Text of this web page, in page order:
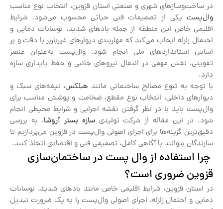
در ساخت‌وسازهای شهری و صنعتی استان قزوین، انتخاب نوع مناسب
وال‌پست یکی از تصمیمات فنی حیاتی محسوب می‌شود. شرایط
اقلیمی خاص این منطقه از جمله بادهای شدید، نوسانات دمایی و
احتمال زلزله ایجاب می‌کند که مهاربندی دیوارهای غیرباربر با دقت و بر
اساس استانداردهای ملی انجام شود. وال‌پست به‌عنوان عنصر
تقویتی، نقش مهمی در انتقال نیروهای جانبی و حفظ پایداری سازه
دارد.
با توجه به تنوع مصالح ساختمانی مانند هبلکس، تیغه‌های سبک و
دیوارهای داخلی، انتخاب نوع مقطع، ضخامت و پوشش مناسب برای
وال‌پست باید با در نظر گرفتن نقشه اجرایی و شرایط محیطی انجام
شود. در این مقاله از شرکت تولیدیسازه بستر آروشا، به بررسی
دقیق‌ترین گزینه‌ها برای اجرای اصولی وال‌پست در قزوین می‌پردازیم تا
سازندگان بتوانند با آگاهی کامل، تصمیمی فنی و اقتصادی اتخاذ کنند.
چرا استفاده از وال ‌پست در ساختمان‌سازی
قزوین ضروری است؟
در استان قزوین، شرایط اقلیمی خاص مانند بادهای شدید، نوسانات
دمایی و احتمال زلزله، اجرای اصولی وال‌پست را به یک ضرورت تبدیل